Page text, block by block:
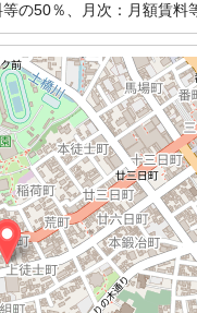
の50％、月次：月額賃料